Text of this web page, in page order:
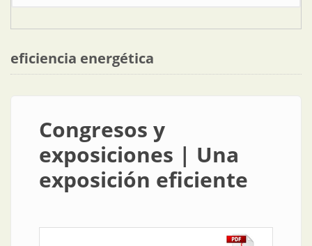
eficiencia energética
Congresos y
exposiciones | Una
exposición eficiente